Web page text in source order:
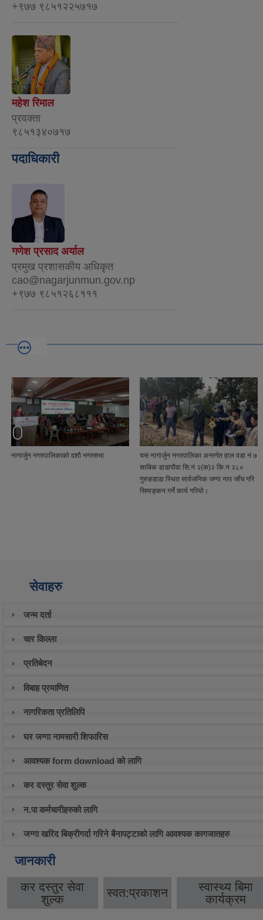
+९७७ ९८५१२२५७१७
महेश रिमाल
प्रवक्ता
९८५१३४०७१७
पदाधिकारी
गणेश प्रसाद अर्याल
प्रमुख प्रशासकीय अधिकृत
cao@nagarjunmun.gov.np
+९७७ ९८५१२६८१११
यस नागार्जुन नगरपालिका अन्तर्गत हाल वडा नं ७
प्रमुख प्रशासकीय अधिकृतहरुलाई स्वागत एंवम
बिदाई कार्यक्रम
सेवाहरु
जन्म दर्ता
चार किल्ला
प्रतिबेदन
विबाह प्रमाणित
नागरिकता प्रतिलिपि
घर जग्गा नामसारी शिफारिस
आवश्यक form download को लागि
कर दस्तुर सेवा शुल्क
न.पा कर्मचारीहरुको लागि
जग्गा खरिद बिक्रीगर्दा गरिने बैनापट्टाको लागि आवश्यक कागजातहरु
जानकारी
कर दस्तुर सेवा
शुल्क
स्वत:प्रकाशन
स्वास्थ्य बिमा
कार्यक्रम